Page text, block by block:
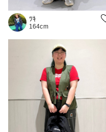
ﾂｷ
164cm